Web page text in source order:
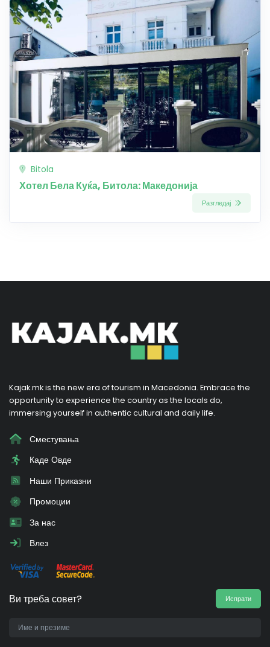
Bitola
Хотел Бела Куќа, Битола: Македонија
Разгледај
Kajak.mk is the new era of tourism in Macedonia. Embrace the
opportunity to experience the country as the locals do,
immersing yourself in authentic cultural and daily life.
Сместувања
Каде Овде
Наши Приказни
Промоции
За нас
Влез
Ви треба совет? Испрати